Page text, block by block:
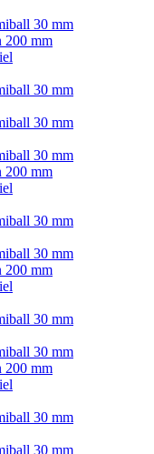
30 mm
200 mm
30 mm
30 mm
30 mm
200 mm
30 mm
30 mm
200 mm
30 mm
30 mm
200 mm
30 mm
30 mm